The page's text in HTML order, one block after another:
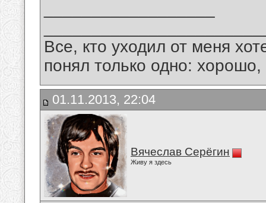
Все, кто уходил от меня
понял только одно:
01.11.2013, 22:04
Вячеслав Серёгин
Живу я здесь